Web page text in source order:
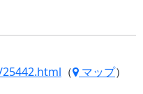
（ マップ）